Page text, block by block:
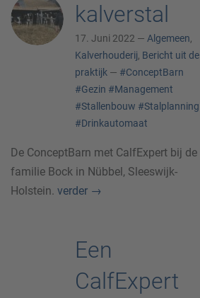
kalverstal
17. Juni 2022 — Algemeen,
Kalverhouderij, Bericht uit de
praktijk — #ConceptBarn
#Gezin #Management
#Stallenbouw #Stalplanning
#Drinkautomaat
De ConceptBarn met CalfExpert bij de
familie Bock in Nübbel, Sleeswijk-
Holstein. verder →
Een
CalfExpert